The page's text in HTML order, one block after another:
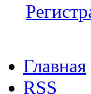
Главная
RSS